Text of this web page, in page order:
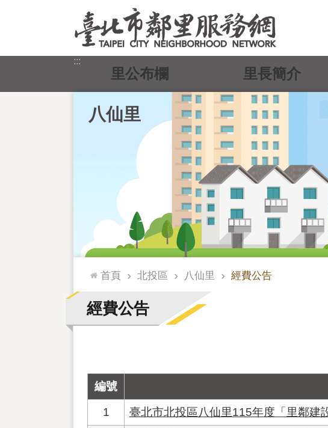
:::
八仙里
里公布欄 里長簡介
::: 首頁 北投區 八仙里 經費公告
經費公告
編號
1 臺北市北投區八仙里115年度「里鄰建